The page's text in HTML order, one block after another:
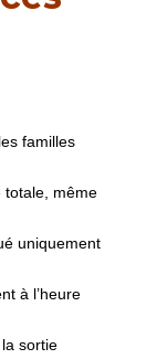
familles
totale, même
uniquement
à l’heure
sortie